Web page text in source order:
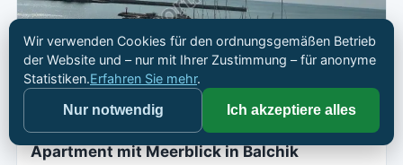
115 000 €
Apartment mit Meerblick in Balchik
Wir verwenden Cookies für den ordnungsgemäßen Betrieb
der Website und – nur mit Ihrer Zustimmung – für anonyme
Statistiken.Erfahren Sie mehr.
Nur notwendig Ich akzeptiere alles